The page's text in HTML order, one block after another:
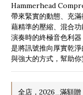
Hammerhead
帶來緊實的動態、充
藉精準的壓縮、混合
演奏時的終極音色利
是將訊號推向厚實乾
與強大的方式，幫助你
全店，2026_滿額